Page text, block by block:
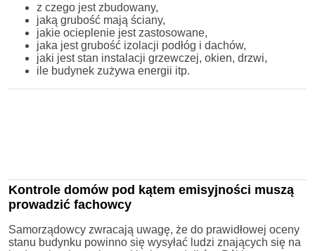
z czego jest zbudowany,
jaką grubość mają ściany,
jakie ocieplenie jest zastosowane,
jaka jest grubość izolacji podłóg i dachów,
jaki jest stan instalacji grzewczej, okien, drzwi,
ile budynek zużywa energii itp.
Kontrole domów pod kątem emisyjności muszą
prowadzić fachowcy
Samorządowcy zwracają uwagę, że do prawidłowej oceny
stanu budynku powinno się wysyłać ludzi znających się na